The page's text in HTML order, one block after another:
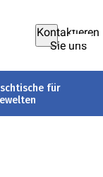
Kontaktieren
Sie uns
für